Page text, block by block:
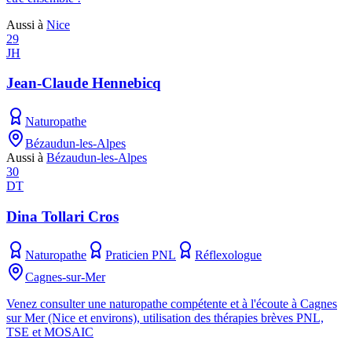
Aussi à Nice
29
JH
Jean-Claude Hennebicq
Naturopathe
Bézaudun-les-Alpes
Aussi à Bézaudun-les-Alpes
30
DT
Dina Tollari Cros
Naturopathe Praticien PNL
Réflexologue
Cagnes-sur-Mer
Venez consulter une naturopathe compétente et à l'écoute à Cagnes
sur Mer (Nice et environs), utilisation des thérapies brèves PNL,
TSE et MOSAIC